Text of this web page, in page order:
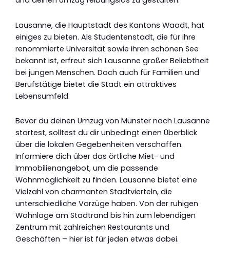
Lausanne, die Hauptstadt des Kantons Waadt, hat
einiges zu bieten. Als Studentenstadt, die für ihre
renommierte Universität sowie ihren schönen See
bekannt ist, erfreut sich Lausanne großer Beliebtheit
bei jungen Menschen. Doch auch für Familien und
Berufstätige bietet die Stadt ein attraktives
Lebensumfeld.
Bevor du deinen Umzug von Münster nach Lausanne
startest, solltest du dir unbedingt einen Überblick
über die lokalen Gegebenheiten verschaffen.
Informiere dich über das örtliche Miet- und
Immobilienangebot, um die passende
Wohnmöglichkeit zu finden. Lausanne bietet eine
Vielzahl von charmanten Stadtvierteln, die
unterschiedliche Vorzüge haben. Von der ruhigen
Wohnlage am Stadtrand bis hin zum lebendigen
Zentrum mit zahlreichen Restaurants und
Geschäften – hier ist für jeden etwas dabei.